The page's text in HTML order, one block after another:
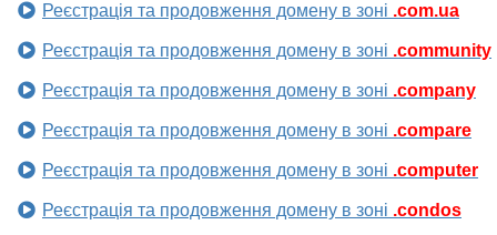
Реєстрація та продовження домену в зоні .com.ua
Реєстрація та продовження домену в зоні .community
Реєстрація та продовження домену в зоні .company
Реєстрація та продовження домену в зоні .compare
Реєстрація та продовження домену в зоні .computer
Реєстрація та продовження домену в зоні .condos